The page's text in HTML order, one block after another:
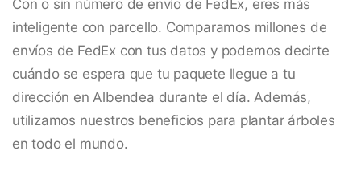
Con o sin número de envío de FedEx, eres más
inteligente con parcello. Comparamos millones de
envíos de FedEx con tus datos y podemos decirte
cuándo se espera que tu paquete llegue a tu
dirección en Albendea durante el día. Además,
utilizamos nuestros beneficios para plantar árboles
en todo el mundo.